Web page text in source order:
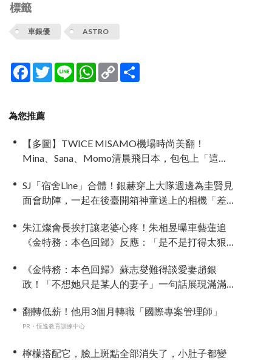
標籤
車銀優 ASTRO
Facebook
TwitterLine WhatsApp
Copy
Link
為您推薦
【多圖】TWICE MISAMO機場時尚美翻！
Mina、Sana、Momo清晨飛日本，包包上「這款
SJ「宿舍Line」合體！銀赫穿上大隊週邊為圭賢見
面會助陣，一起在後臺開箱神童送上的相機「差
朱江燦會長挨打讓老婆心疼！朱相昱曝車藝蓮追
《金特務：本色回歸》反應：「是不是打得太狠
《金特務：本色回歸》蘇志燮難得談愛妻趙銀
政！「不想她只是某人的妻子」一句話展現滿滿
翻轉低薪！他用3個月轉職「國際專案管理師」
PR・恆逸教育訓練中心
檸檬搭配它，臉上斑點全部消失了，小肚子都變